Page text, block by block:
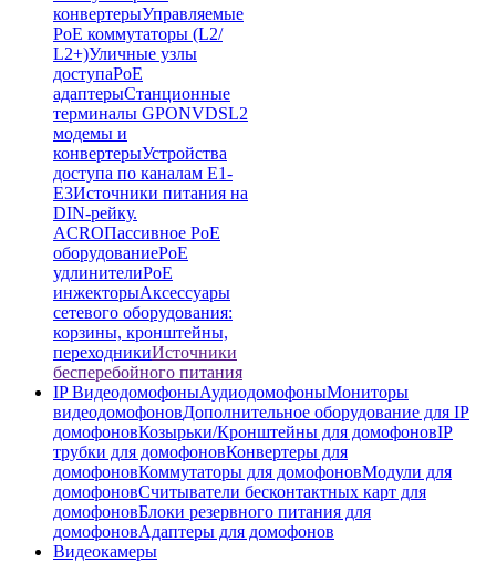
конвертерыУправляемые
PoE коммутаторы (L2/
L2+)Уличные узлы
доступаPoE
адаптерыСтанционные
терминалы GPONVDSL2
модемы и
конвертерыУстройства
доступа по каналам E1-
E3Источники питания на
DIN-рейку.
ACROПассивное PoE
оборудованиеPoE
удлинителиPoE
инжекторыАксессуары
сетевого оборудования:
корзины, кронштейны,
переходникиИсточники
бесперебойного питания
IP ВидеодомофоныАудиодомофоныМониторы
видеодомофоновДополнительное оборудование для IP
домофоновКозырьки/Кронштейны для домофоновIP
трубки для домофоновКонвертеры для
домофоновКоммутаторы для домофоновМодули для
домофоновСчитыватели бесконтактных карт для
домофоновБлоки резервного питания для
домофоновАдаптеры для домофонов
Видеокамеры